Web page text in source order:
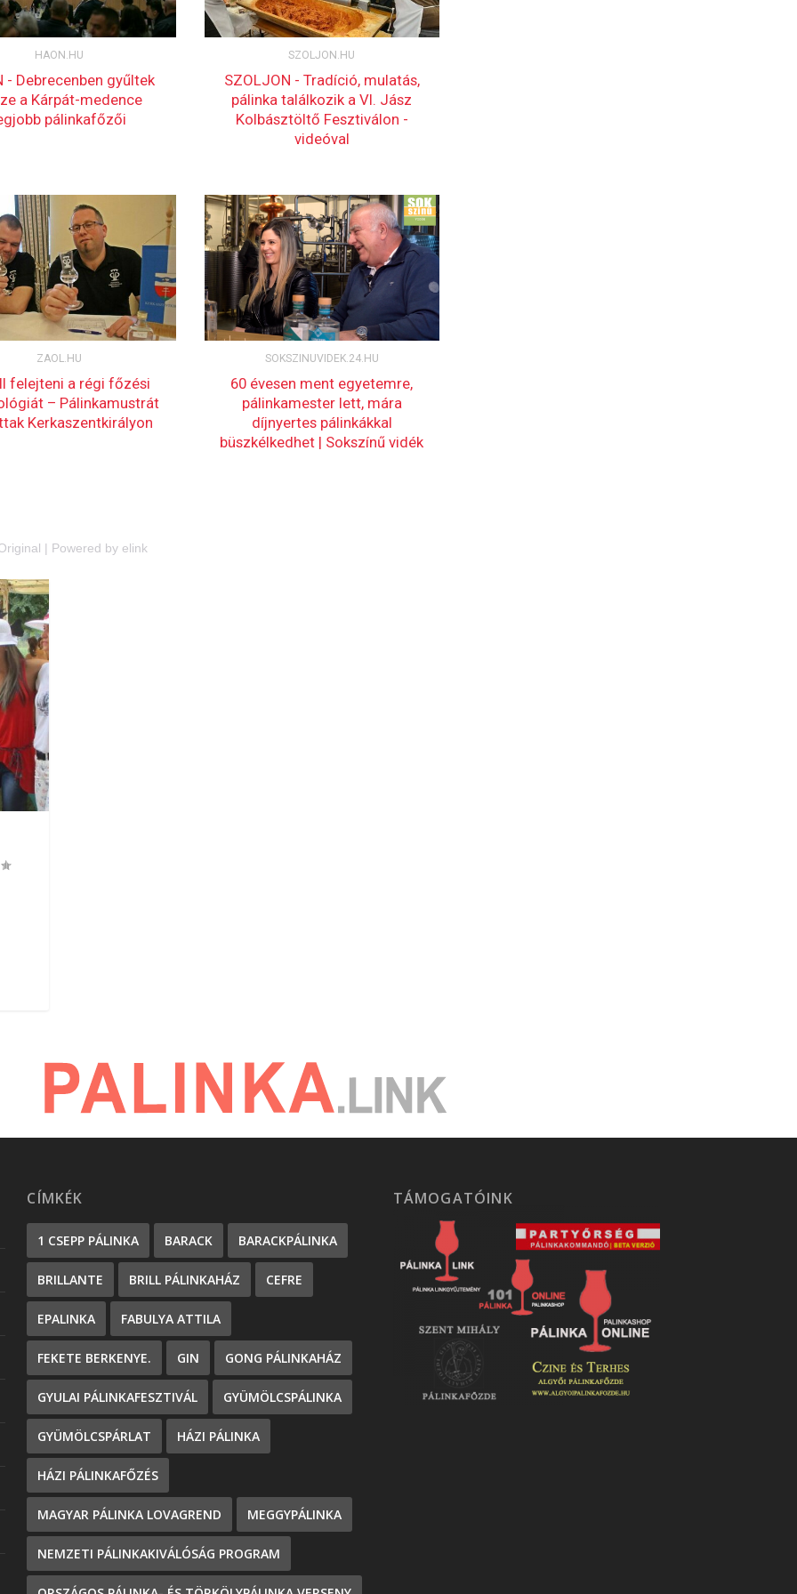
| Powered by elink
CÍMKÉK
1 CSEPP PÁLINKA BARACK BARACKPÁLINKA
BRILLANTE BRILL PÁLINKAHÁZ CEFRE
EPALINKA FABULYA ATTILA
FEKETE BERKENYE. GIN GONG PÁLINKAHÁZ
GYULAI PÁLINKAFESZTIVÁL GYÜMÖLCSPÁLINKA
GYÜMÖLCSPÁRLAT HÁZI PÁLINKA
HÁZI PÁLINKAFŐZÉS
MAGYAR PÁLINKA LOVAGREND MEGGYPÁLINKA
NEMZETI PÁLINKAKIVÁLÓSÁG PROGRAM
TÁMOGATÓINK